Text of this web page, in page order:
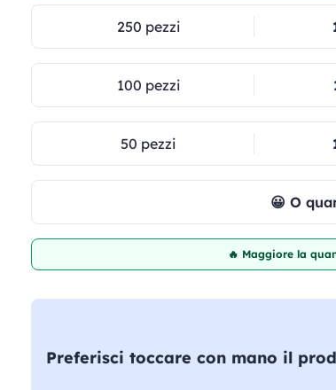
250 pezzi
100 pezzi
50 pezzi
😀 O
🔥 Maggiore la
Preferisci toccare con mano il